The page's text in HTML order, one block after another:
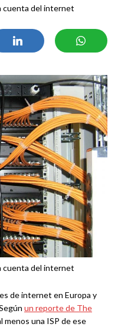
cuenta del internet
cuenta del internet
de internet en Europa y
un reporte de The
menos una ISP de ese